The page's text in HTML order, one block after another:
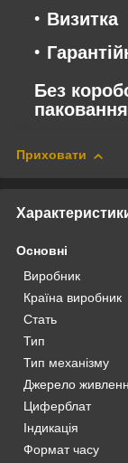
Визитка
Без
Приховати
Основні
Виробник
Країна виробник
Стать
Тип
Тип механізму
Джерело
Циферблат
Індикація
Формат часу